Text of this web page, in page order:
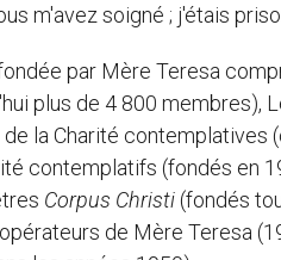
m'avez soigné ; j'étais
par Mère Teresa
plus de 4 800
la Charité
contemplatifs (fondés en
Corpus Christi (fondés
de Mère Teresa